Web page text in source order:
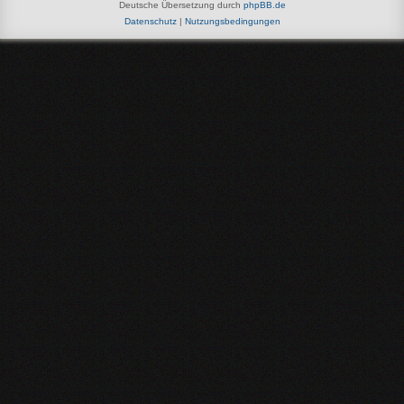
Deutsche Übersetzung durch phpBB.de
Datenschutz| Nutzungsbedingungen